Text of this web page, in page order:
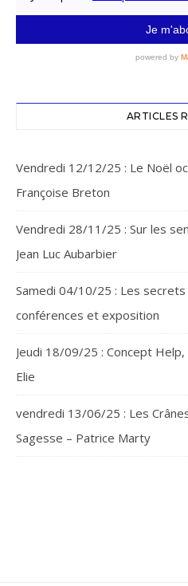
ARTICLES
Vendredi 12/12/25 : Le Noël
Françoise Breton
Vendredi 28/11/25 : Sur les
Jean Luc Aubarbier
Samedi 04/10/25 : Les
conférences et exposition
Jeudi 18/09/25 : Concept
Elie
vendredi 13/06/25 : Les
Sagesse – Patrice Marty